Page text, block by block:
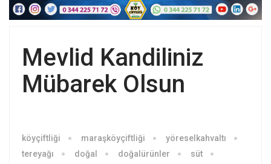
Mevlid Kandiliniz
Mübarek Olsun
köyçiftliği maraşköyçiftliği
yöreselkahvaltı
tereyağı
doğal doğalürünler
süt